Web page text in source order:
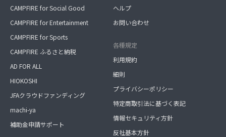
CAMPFIRE for Social Good
CAMPFIRE for Entertainment
CAMPFIRE for Sports
CAMPFIRE ふるさと納税
AD FOR ALL
HIOKOSHI
JFAクラウドファンディング
machi-ya
補助金申請サポート
ヘルプ
お問い合わせ
各種規定
利用規約
細則
プライバシーポリシー
特定商取引法に基づく表記
情報セキュリティ方針
反社基本方針